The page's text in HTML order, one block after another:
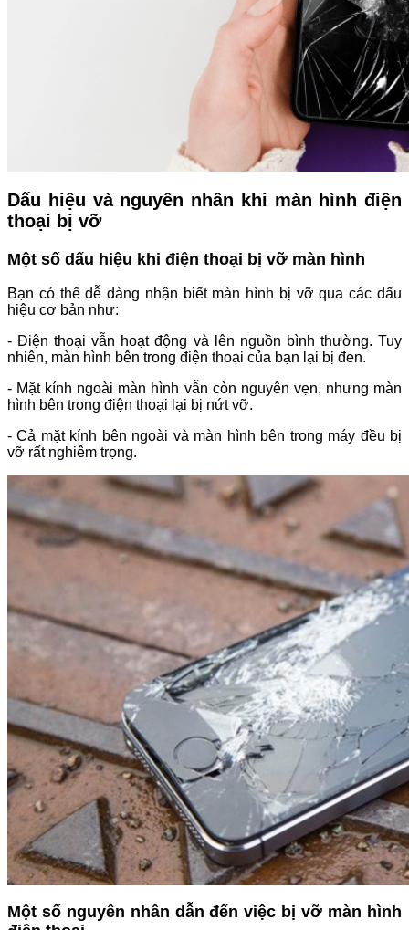
Dấu hiệu và nguyên nhân khi màn hình điện
thoại bị vỡ
Một số dấu hiệu khi điện thoại bị vỡ màn hình
Bạn có thể dễ dàng nhận biết màn hình bị vỡ qua các dấu
hiệu cơ bản như:
- Điện thoại vẫn hoạt động và lên nguồn bình thường. Tuy
nhiên, màn hình bên trong điện thoại của bạn lại bị đen.
- Mặt kính ngoài màn hình vẫn còn nguyên vẹn, nhưng màn
hình bên trong điện thoại lại bị nứt vỡ.
- Cả mặt kính bên ngoài và màn hình bên trong máy đều bị
vỡ rất nghiêm trọng.
Một số nguyên nhân dẫn đến việc bị vỡ màn hình